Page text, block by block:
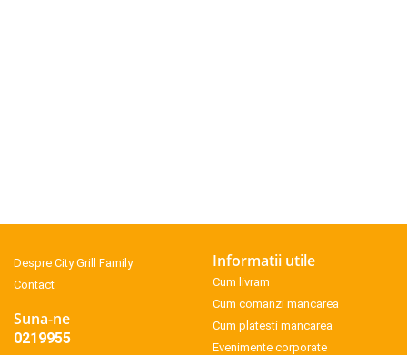
Despre City Grill Family
Contact
Suna-ne
0219955
Informatii utile
Cum livram
Cum comanzi mancarea
Cum platesti mancarea
Evenimente corporate